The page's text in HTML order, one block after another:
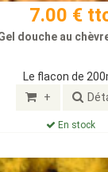
7.00 €
douche au
Le flacon de
+
En stock